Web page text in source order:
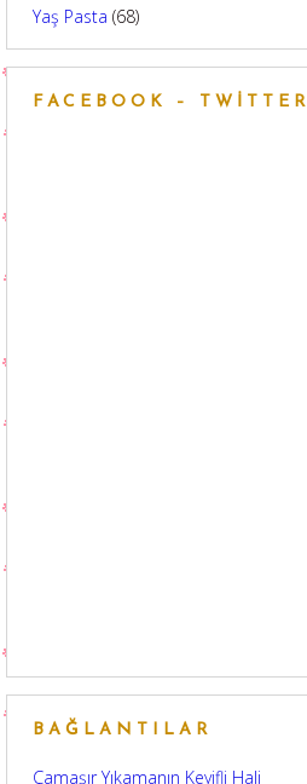
Yaş Pasta (68)
FACEBOOK – TWITTER
BAĞLANTILAR
Çamaşır Yıkamanın Keyifli Hali